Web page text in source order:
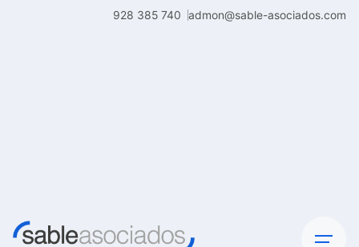
928 385 740 admon@sable-asociados.com